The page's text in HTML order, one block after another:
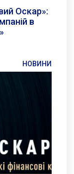
Оскар»:
в
НОВИНИ